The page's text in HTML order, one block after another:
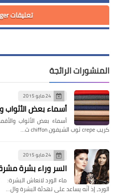
تعليقات Blogger
المنشورات الرائجة
24 مايو 2015
أسماء بعض الأثواب
كريب crepe ثوب الشيفون chiffon ث…
24 مايو 2015
السر وراء بشرة
ماء الورد لانعاش البشرة:
الورد، إذ أنّه يساعد على تهدئة البشرة وال…